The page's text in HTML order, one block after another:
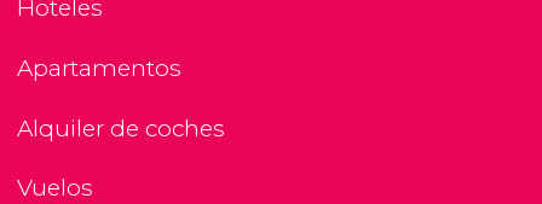
Hoteles
Apartamentos
Alquiler de coches
Vuelos